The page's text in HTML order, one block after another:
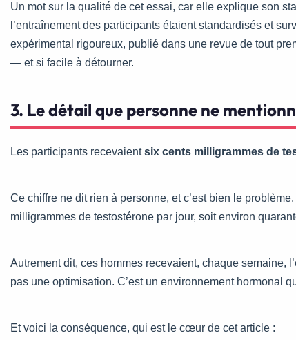
Un mot sur la qualité de cet essai, car elle explique son
l’entraînement des participants étaient standardisés et
expérimental rigoureux, publié dans une revue de tout
— et si facile à détourner.
3. Le détail que personne ne
Les participants recevaientsix cents milligrammes de
Ce chiffre ne dit rien à personne, et c’est bien le
milligrammes de testostérone par jour, soit environ
Autrement dit, ces hommes recevaient, chaque semaine,
pas une optimisation. C’est un environnement hormonal
Et voici la conséquence, qui est le cœur de cet article :